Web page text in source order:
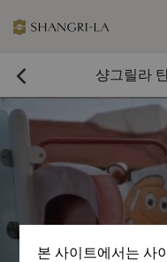
 샹그릴라
본 사이트에서는 사